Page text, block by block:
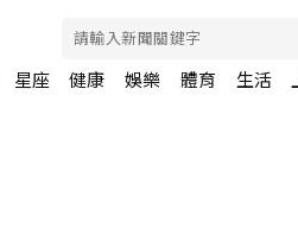
星座 健康 娛樂 體育 生活